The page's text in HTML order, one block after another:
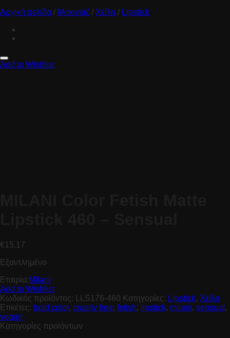
Αρχική σελίδα / Μακιγιάζ / Χείλη / Lipstick
Add to Wishlist
€15.17
Εξαντλημένο
Εταιρία:Milani
Add to Wishlist
Κωδικός προϊόντος:
LLS176-460 Κατηγορίες: Lipstick, Χείλη
Ετικέτες: bold color, cruelty free, fetish, lipstick, milani, sensual ,
vegan
Κατηγορίες προϊόντων